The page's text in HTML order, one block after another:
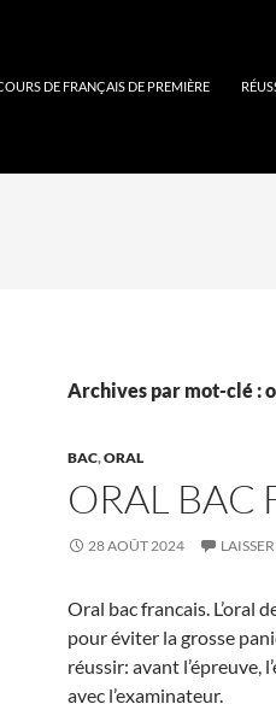
DE FRANÇAIS DE PREMIÈRE
Archives par mot-clé :
BAC,ORAL
ORAL BAC
28 AOÛT 2024
Oral bac francais. L’oral
pour éviter la grosse
réussir: avant l’épreuve,
avec l’examinateur.